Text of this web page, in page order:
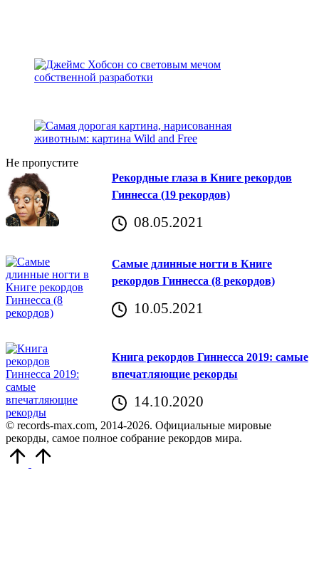
Не пропустите
Рекордные глаза в Книге рекордов
Гиннесса (19 рекордов)
08.05.2021
Самые длинные ногти в Книге
рекордов Гиннесса (8 рекордов)
10.05.2021
Книга рекордов Гиннесса 2019: самые
впечатляющие рекорды
14.10.2020
© records-max.com, 2014-2026. Официальные мировые
рекорды, самое полное собрание рекордов мира.